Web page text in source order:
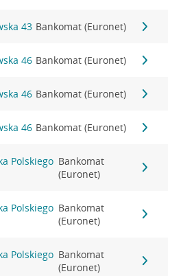
43 Bankomat (Euronet)
46 Bankomat (Euronet)
46 Bankomat (Euronet)
46 Bankomat (Euronet)
Polskiego Bankomat
(Euronet)
Polskiego Bankomat
(Euronet)
Polskiego Bankomat
(Euronet)